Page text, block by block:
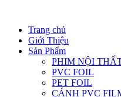
Trang chủ
Giới Thiệu
Sản Phẩm
PHIM NỘI
PVC FOIL
PET FOIL
CÁNH PVC